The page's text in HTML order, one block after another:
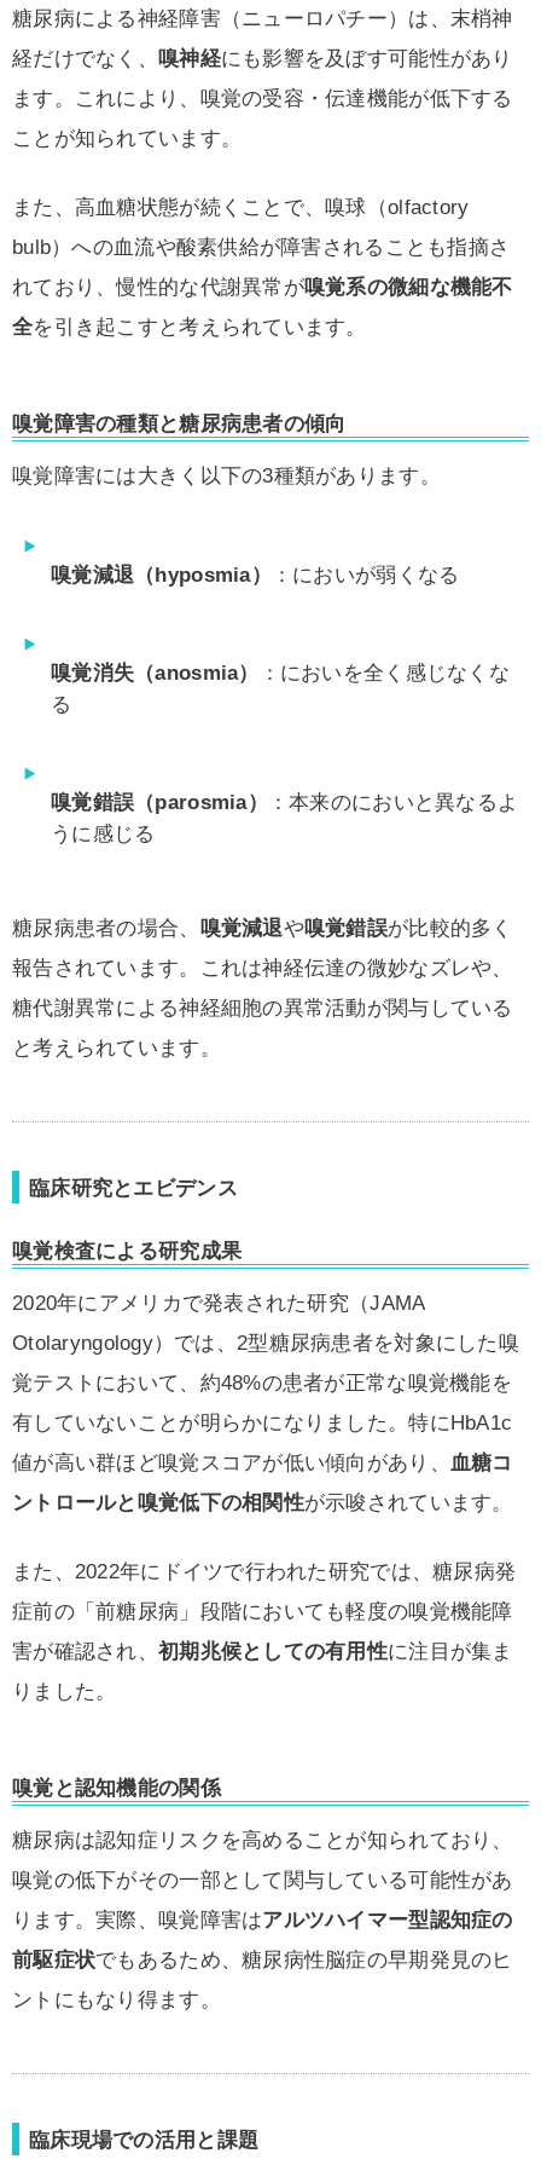
糖尿病による神経障害（ニューロパチー）は、末梢神
経だけでなく、 嗅神経にも影響を及ぼす可能性があり
ます。これにより、嗅覚の受容・伝達機能が低下する
ことが知られています。
また、高血糖状態が続くことで、嗅球（olfactory
bulb）への血流や酸素供給が障害されることも指摘さ
れており、慢性的な代謝異常が嗅覚系の微細な機能不
全を引き起こすと考えられています。
嗅覚障害の種類と糖尿病患者の傾向
嗅覚障害には大きく以下の3種類があります。
嗅覚減退（hyposmia） ：においが弱くなる
嗅覚消失（anosmia）
：においを全く感じなくな
る
嗅覚錯誤（parosmia）
：本来のにおいと異なるよ
うに感じる
糖尿病患者の場合、 嗅覚減退や嗅覚錯誤が比較的多く
報告されています。これは神経伝達の微妙なズレや、
糖代謝異常による神経細胞の異常活動が関与している
と考えられています。
臨床研究とエビデンス
嗅覚検査による研究成果
2020年にアメリカで発表された研究（JAMA
Otolaryngology）では、2型糖尿病患者を対象にした嗅
覚テストにおいて、約48%の患者が正常な嗅覚機能を
有していないことが明らかになりました。特にHbA1c
値が高い群ほど嗅覚スコアが低い傾向があり、 血糖コ
ントロールと嗅覚低下の相関性が示唆されています。
また、2022年にドイツで行われた研究では、糖尿病発
症前の「前糖尿病」段階においても軽度の嗅覚機能障
害が確認され、 初期兆候としての有用性に注目が集ま
りました。
嗅覚と認知機能の関係
糖尿病は認知症リスクを高めることが知られており、
嗅覚の低下がその一部として関与している可能性があ
ります。実際、嗅覚障害はアルツハイマー型認知症の
前駆症状でもあるため、糖尿病性脳症の早期発見のヒ
ントにもなり得ます。
臨床現場での活用と課題